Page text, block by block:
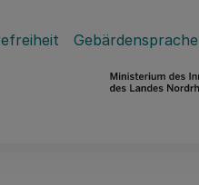
Gebärdensprache